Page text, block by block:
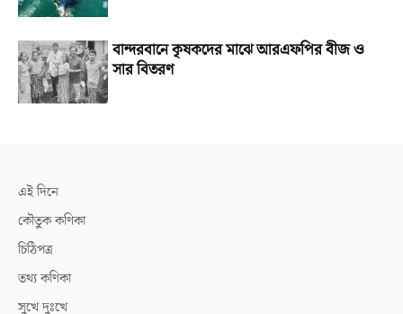
বান্দরবানে কৃষকদের মাঝে আরএফপির বীজ ও
সার বিতরণ
এই দিনে
কৌতুক কণিকা
চিঠিপত্র
তথ্য কণিকা
সুখে দুঃখে